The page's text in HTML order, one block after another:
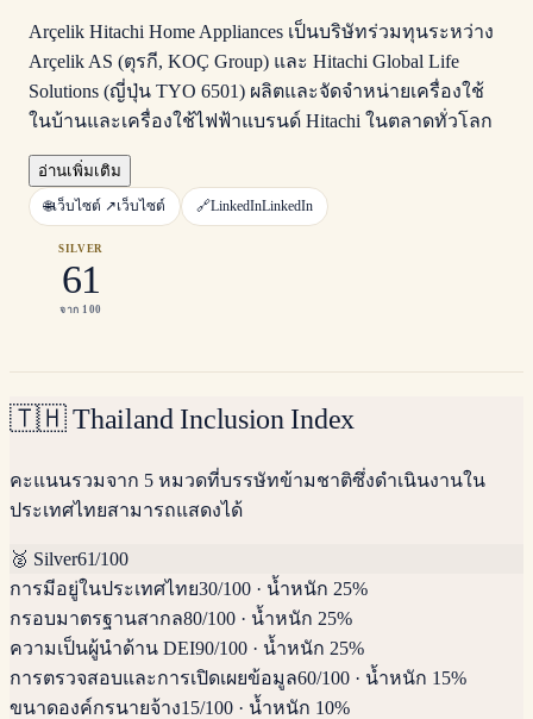
Arçelik Hitachi Home Appliances เป็นบริษัทร่วมทุนระหว่าง
Arçelik AS (ตุรกี, KOÇ Group) และ Hitachi Global Life
Solutions (ญี่ปุ่น TYO 6501) ผลิตและจัดจำหน่ายเครื่องใช้
ในบ้านและเครื่องใช้ไฟฟ้าแบรนด์ Hitachi ในตลาดทั่วโลก
อ่านเพิ่มเติม
🌐เว็บไซต์ ↗เว็บไซต์ 🔗LinkedInLinkedIn
SILVER
61
จาก 100
🇹🇭 Thailand Inclusion Index
คะแนนรวมจาก 5 หมวดที่บรรษัทข้ามชาติซึ่งดำเนินงานใน
ประเทศไทยสามารถแสดงได้
🥈 Silver61/100
การมีอยู่ในประเทศไทย30/100 · น้ำหนัก 25%
กรอบมาตรฐานสากล80/100 · น้ำหนัก 25%
ความเป็นผู้นำด้าน DEI90/100 · น้ำหนัก 25%
การตรวจสอบและการเปิดเผยข้อมูล60/100 · น้ำหนัก 15%
ขนาดองค์กรนายจ้าง15/100 · น้ำหนัก 10%